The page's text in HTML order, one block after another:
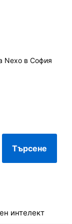
Nexo в София
Търсене
интелект